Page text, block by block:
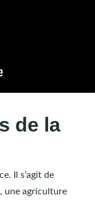
de la
Il s’agit de
une agriculture